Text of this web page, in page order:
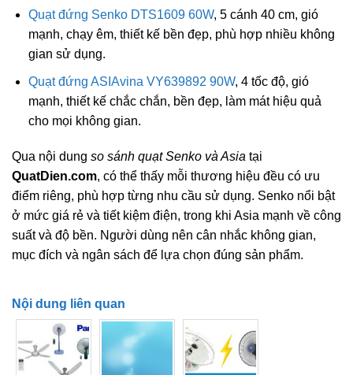
Quạt đứng Senko DTS1609 60W, 5 cánh 40 cm, gió
mạnh, chạy êm, thiết kế bền đẹp, phù hợp nhiều không
gian sử dụng.
Quạt đứng ASIAvina VY639892 90W, 4 tốc độ, gió
mạnh, thiết kế chắc chắn, bền đẹp, làm mát hiệu quả
cho mọi không gian.
Qua nội dung so sánh quạt Senko và Asia tại
QuatDien.com, có thể thấy mỗi thương hiệu đều có ưu
điểm riêng, phù hợp từng nhu cầu sử dụng. Senko nổi bật
ở mức giá rẻ và tiết kiệm điện, trong khi Asia mạnh về công
suất và độ bền. Người dùng nên cân nhắc không gian,
mục đích và ngân sách để lựa chọn đúng sản phẩm.
Nội dung liên quan